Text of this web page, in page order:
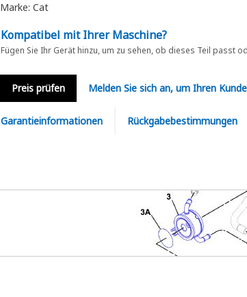
Marke: Cat
Kompatibel mit Ihrer Maschine?
Fügen Sie Ihr Gerät hinzu, um zu sehen, ob dieses Teil passt
Preis prüfen Melden Sie sich an, um Ihren
Garantieinformationen Rückgabebestimmungen